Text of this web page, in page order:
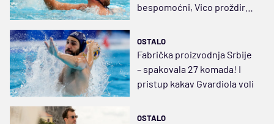
bespomoćni, Vico proždirao
OSTALO
Fabrička proizvodnja Srbije
– spakovala 27 komada! I
pristup kakav Gvardiola voli
OSTALO